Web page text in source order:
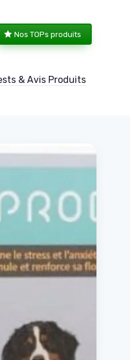
Nos TOPs produits
& Avis Produits